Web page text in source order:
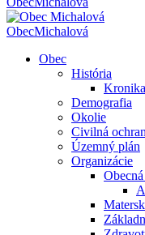
ObecMichalová
Obec
História
Demografia
Okolie
Civilná
Územný plán
Organizácie